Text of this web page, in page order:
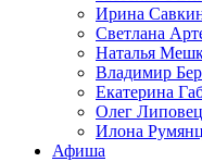
Ирина
Светлана
Наталья
Владимир
Екатерина
Олег
Илона
Афиша